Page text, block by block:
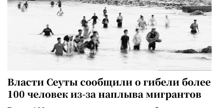
Власти Сеуты сообщили о гибели более
100 человек из-за наплыва мигрантов